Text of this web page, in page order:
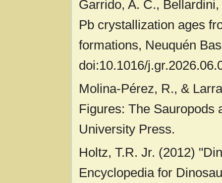
Garrido, A. C.,
Pb crystallization ages
formations, Neuquén
doi:10.1016/
Molina-Pérez, R., &
Figures: The Sauropods
University Press.
Holtz, T.R. Jr. (2012)
Encyclopedia for